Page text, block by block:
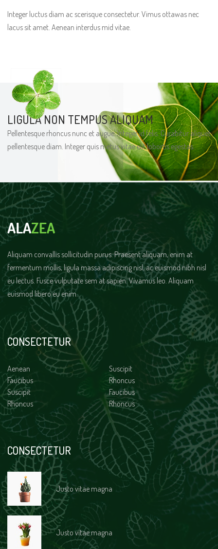
Integer luctus diam ac scerisque consectetur. Vimus ottawas nec
lacus sit amet. Aenean interdus mid vitae.
LIGULA NON TEMPUS ALIQUAM
Pellentesque rhoncus nunc et augue. Integer id felis. Curabitur aliquet
pellentesque diam. Integer quis metus vitae elit lobortis egestas.
Aliquam convallis sollicitudin purus. Praesent aliquam, enim at
fermentum mollis, ligula massa adipiscing nisl, ac euismod nibh nisl
eu lectus. Fusce vulputate sem at sapien. Vivamus leo. Aliquam
euismod libero eu enim.
CONSECTETUR
Aenean
Suscipit
Faucibus
Rhoncus
Suscipit
Faucibus
Rhoncus
Rhoncus
CONSECTETUR
Justo vitae magna
Justo vitae magna